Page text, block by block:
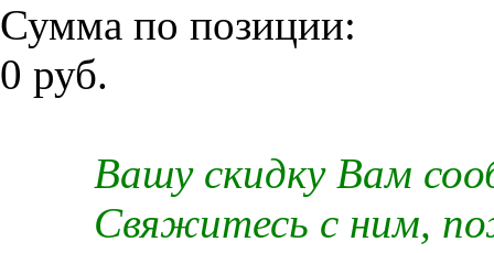
Сумма по позиции:
0 руб.
Вашу скидку Вам
Свяжитесь с ним,